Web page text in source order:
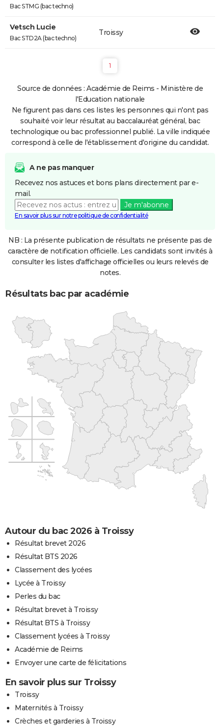
Bac STMG (bac techno)
Vetsch Lucie
Bac STD2A (bac techno)
Troissy
1
Source de données : Académie de Reims - Ministère de
l'Education nationale
Ne figurent pas dans ces listes les personnes qui n'ont pas
souhaité voir leur résultat au baccalauréat général, bac
technologique ou bac professionnel publié. La ville indiquée
correspond à celle de l'établissement d'origine du candidat.
A ne pas manquer
Recevez nos astuces et bons plans directement par e-
mail.
Je m'abonne
En savoir plus sur notre politique de confidentialité
NB : La présente publication de résultats ne présente pas de
caractère de notification officielle. Les candidats sont invités à
consulter les listes d'affichage officielles ou leurs relevés de
notes.
Résultats bac par académie
Autour du bac 2026 à Troissy
Résultat brevet 2026
Résultat BTS 2026
Classement des lycées
Lycée à Troissy
Perles du bac
Résultat brevet à Troissy
Résultat BTS à Troissy
Classement lycées à Troissy
Académie de Reims
Envoyer une carte de félicitations
En savoir plus sur Troissy
Troissy
Maternités à Troissy
Crèches et garderies à Troissy